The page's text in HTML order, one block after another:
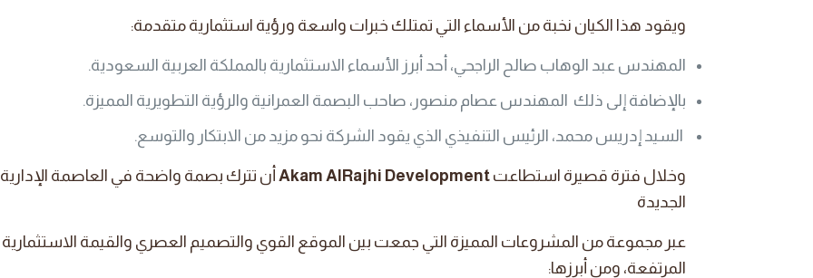
ويقود هذا الكيان نخبة من الأسماء التي تمتلك خبرات واسعة ورؤية استثمارية متقدمة:
المهندس عبد الوهاب صالح الراجحي، أحد أبرز الأسماء الاستثمارية بالمملكة العربية السعودية.
بالإضافة إلى ذلك المهندس عصام منصور، صاحب البصمة العمرانية والرؤية التطويرية المميزة.
السيد إدريس محمد، الرئيس التنفيذي الذي يقود الشركة نحو مزيد من الابتكار والتوسع.
وخلال فترة قصيرة استطاعت Akam AlRajhi Development
أن تترك بصمة واضحة في العاصمة الإدارية
الجديدة
عبر مجموعة من المشروعات المميزة التي جمعت بين الموقع القوي والتصميم العصري والقيمة الاستثمارية
المرتفعة، ومن أبرزها: